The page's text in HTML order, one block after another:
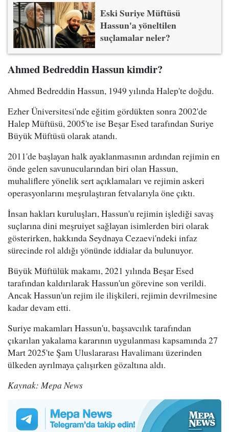
Eski Suriye Müftüsü
Hassun'a yöneltilen
suçlamalar neler?
Ahmed Bedreddin Hassun kimdir?
Ahmed Bedreddin Hassun, 1949 yılında Halep'te doğdu.
Ezher Üniversitesi'nde eğitim gördükten sonra 2002'de
Halep Müftüsü, 2005'te ise Beşar Esed tarafından Suriye
Büyük Müftüsü olarak atandı.
2011'de başlayan halk ayaklanmasının ardından rejimin en
önde gelen savunucularından biri olan Hassun,
muhaliflere yönelik sert açıklamaları ve rejimin askeri
operasyonlarını meşrulaştıran fetvalarıyla öne çıktı.
İnsan hakları kuruluşları, Hassun'u rejimin işlediği savaş
suçlarına dini meşruiyet sağlayan isimlerden biri olarak
gösterirken, hakkında Seydnaya Cezaevi'ndeki infaz
sürecinde rol aldığı yönünde iddialar da bulunuyor.
Büyük Müftülük makamı, 2021 yılında Beşar Esed
tarafından kaldırılarak Hassun'un görevine son verildi.
Ancak Hassun'un rejim ile ilişkileri, rejimin devrilmesine
kadar devam etti.
Suriye makamları Hassun'u, başsavcılık tarafından
çıkarılan yakalama kararının uygulanması kapsamında 27
Mart 2025'te Şam Uluslararası Havalimanı üzerinden
ülkeden ayrılmaya çalışırken gözaltına aldı.
Kaynak: Mepa News